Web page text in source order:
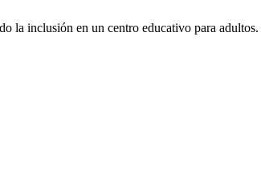
la inclusión en un centro educativo para adultos.